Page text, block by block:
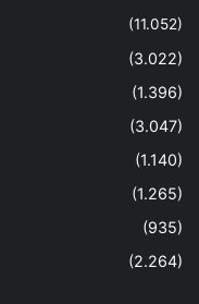
(11.052)
(3.022)
(1.396)
(3.047)
(1.140)
(1.265)
(935)
(2.264)